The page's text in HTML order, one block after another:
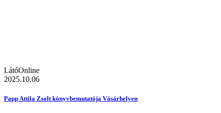
LátóOnline
2025.10.06
Papp Attila Zsolt könyvbemutatója Vásárhelyen